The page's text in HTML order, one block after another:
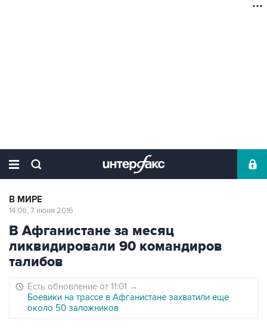
В МИРЕ
14:06, 7 июня 2016
В Афганистане за месяц
ликвидировали 90 командиров
талибов
Есть обновление от 11:01 →
Боевики на трассе в Афганистане захватили еще
около 50 заложников